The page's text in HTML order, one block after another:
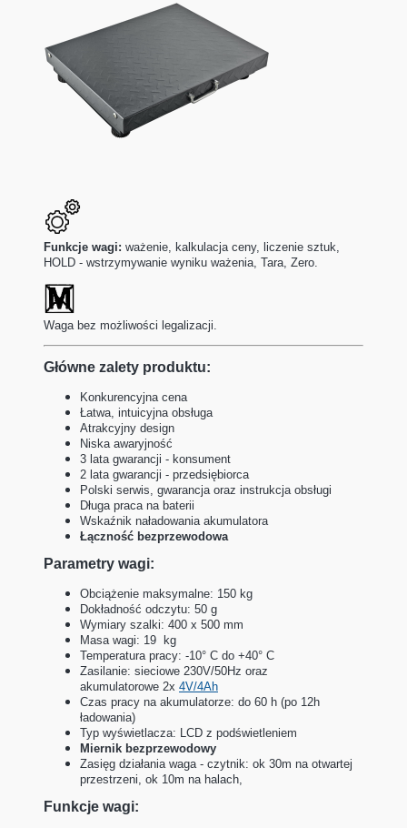
Funkcje wagi: ważenie, kalkulacja ceny, liczenie sztuk,
HOLD - wstrzymywanie wyniku ważenia, Tara, Zero.
Waga bez możliwości legalizacji.
Główne zalety produktu:
Konkurencyjna cena
Łatwa, intuicyjna obsługa
Atrakcyjny design
Niska awaryjność
3 lata gwarancji - konsument
2 lata gwarancji - przedsiębiorca
Polski serwis, gwarancja oraz instrukcja obsługi
Długa praca na baterii
Wskaźnik naładowania akumulatora
Łączność bezprzewodowa
Parametry wagi:
Obciążenie maksymalne: 150 kg
Dokładność odczytu: 50 g
Wymiary szalki: 400 x 500 mm
Masa wagi: 19 kg
Temperatura pracy: -10° C do +40° C
Zasilanie: sieciowe 230V/50Hz oraz
akumulatorowe 2x 4V/4Ah
Czas pracy na akumulatorze: do 60 h (po 12h
ładowania)
Typ wyświetlacza: LCD z podświetleniem
Miernik bezprzewodowy
Zasięg działania waga - czytnik: ok 30m na otwartej
przestrzeni, ok 10m na halach,
Funkcje wagi: